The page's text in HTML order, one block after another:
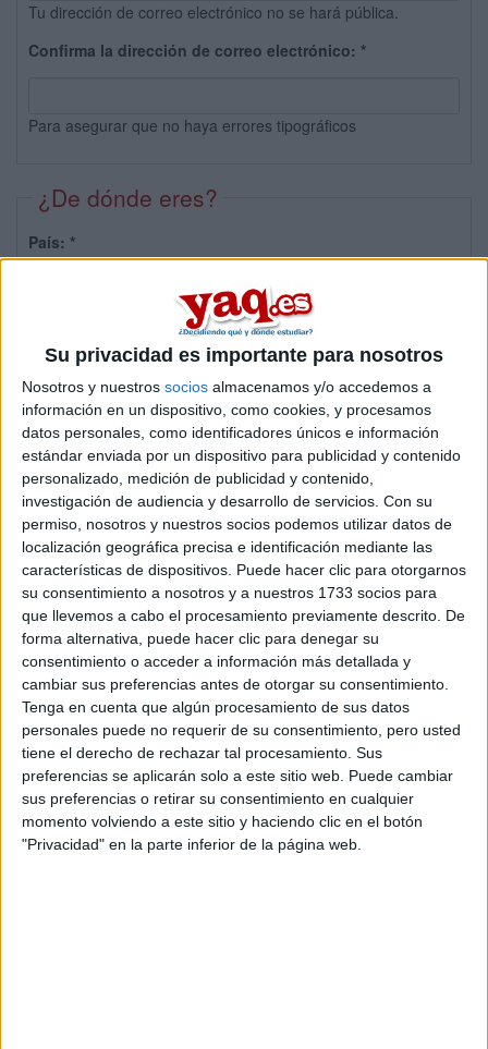
Su privacidad es importante para nosotros
Nosotros y nuestros socios almacenamos y/o accedemos a
información en un dispositivo, como cookies, y procesamos
datos personales, como identificadores únicos e información
estándar enviada por un dispositivo para publicidad y contenido
personalizado, medición de publicidad y contenido,
investigación de audiencia y desarrollo de servicios. Con su
permiso, nosotros y nuestros socios podemos utilizar datos de
localización geográfica precisa e identificación mediante las
características de dispositivos. Puede hacer clic para otorgarnos
su consentimiento a nosotros y a nuestros 1733 socios para
que llevemos a cabo el procesamiento previamente descrito. De
forma alternativa, puede hacer clic para denegar su
consentimiento o acceder a información más detallada y
cambiar sus preferencias antes de otorgar su consentimiento.
Tenga en cuenta que algún procesamiento de sus datos
personales puede no requerir de su consentimiento, pero usted
tiene el derecho de rechazar tal procesamiento. Sus
preferencias se aplicarán solo a este sitio web. Puede cambiar
sus preferencias o retirar su consentimiento en cualquier
momento volviendo a este sitio y haciendo clic en el botón
"Privacidad" en la parte inferior de la página web.
Tu dirección de correo electrónico no se hará pública.
Confirma la dirección de correo electrónico: *
Para asegurar que no haya errores tipográficos
¿De dónde eres?
País: *
Sobre ti
Soy:*
Chico
Chica
¿En qué año terminas (o terminaste) bachillerato o FP?
Soy estudiante de:*
Términos y Condiciones de Uso
Aceptolos Términos y Condicionesde uso*